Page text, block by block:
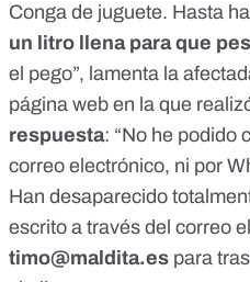
Conga de juguete. Hasta
un litro llena para que
el pego”, lamenta la
página web en la que
respuesta: “No he podido
correo electrónico, ni por
Han desaparecido
escrito a través del correo
timo@maldita.es para